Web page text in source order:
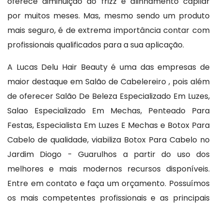
por muitos meses. Mas, mesmo sendo um produto
mais seguro, é de extrema importância contar com
profissionais qualificados para a sua aplicação.
A Lucas Delu Hair Beauty é uma das empresas de
maior destaque em Salão de Cabelereiro , pois além
de oferecer Salão De Beleza Especializado Em Luzes,
Salao Especializado Em Mechas, Penteado Para
Festas, Especialista Em Luzes E Mechas e Botox Para
Cabelo de qualidade, viabiliza Botox Para Cabelo no
Jardim Diogo - Guarulhos a partir do uso dos
melhores e mais modernos recursos disponíveis.
Entre em contato e faça um orçamento. Possuímos
os mais competentes profissionais e as principais